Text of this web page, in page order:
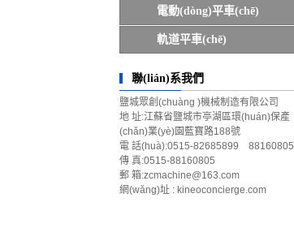
電動(dòng)平車(chē)
軌道平車(chē)
聯(lián)系我們
鹽城眾創(chuàng )機械制造有限公司
地 址:江蘇省鹽城市亭湖區環(huán)保產
(chǎn)業(yè)園藍寶路188號
電 話(huà):0515-82685899 88160805
傳 真:0515-88160805
郵 箱:zcmachine@163.com
網(wǎng)址 : kineoconcierge.com